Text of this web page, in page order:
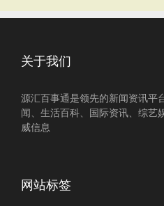
关于我们
源汇百事通是领先的新闻资讯平
闻、生活百科、国际资讯、综艺
威信息
网站标签